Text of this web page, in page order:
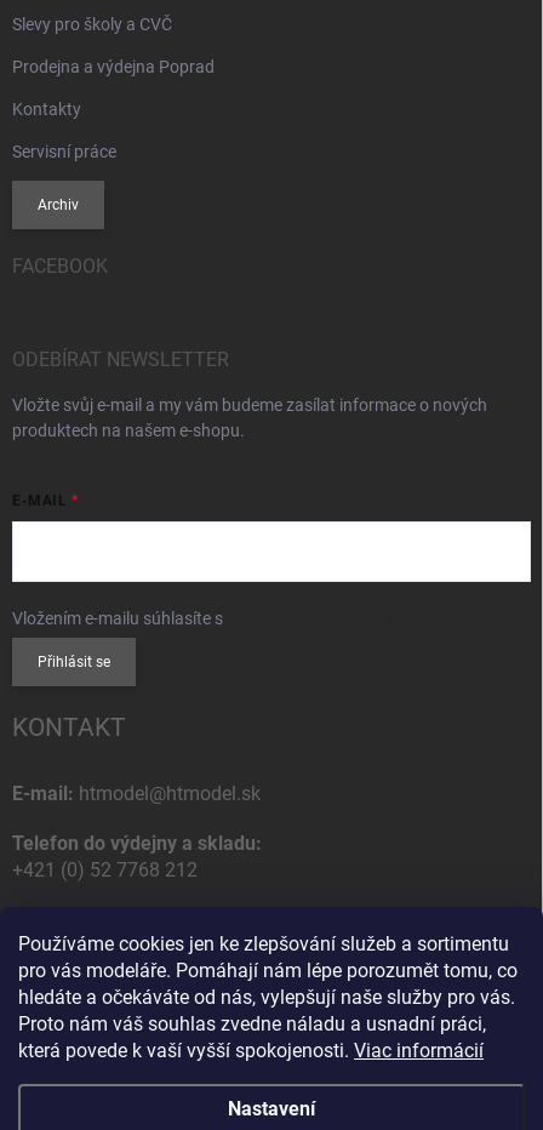
Používáme cookies jen ke zlepšování služeb a sortimentu
pro vás modeláře. Pomáhají nám lépe porozumět tomu, co
hledáte a očekáváte od nás, vylepšují naše služby pro vás.
Proto nám váš souhlas zvedne náladu a usnadní práci,
která povede k vaší vyšší spokojenosti. Viac informácií
Nastavení
Slevy pro školy a CVČ
Prodejna a výdejna Poprad
Kontakty
Servisní práce
Archiv
FACEBOOK
ODEBÍRAT NEWSLETTER
Vložte svůj e-mail a my vám budeme zasílat informace o nových
produktech na našem e-shopu.
E-MAIL
Vložením e-mailu súhlasíte s
Přihlásit se
KONTAKT
E-mail: htmodel@htmodel.sk
Telefon do výdejny a skladu:
+421 (0) 52 7768 212
HT model
Na letisko 49
058 01 Poprad
Slovenská Republika